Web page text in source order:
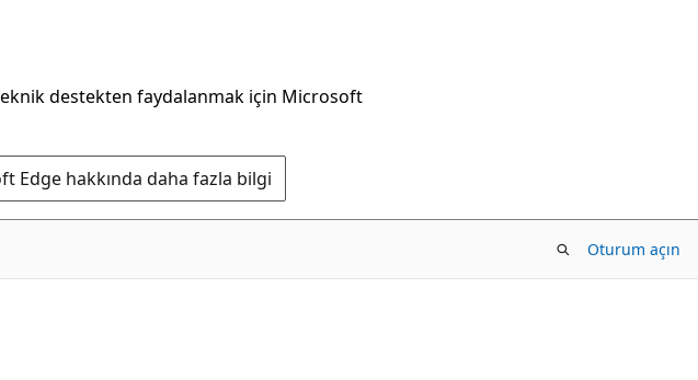
destekten faydalanmak için Microsoft
Edge hakkında daha fazla bilgi
Oturum açın